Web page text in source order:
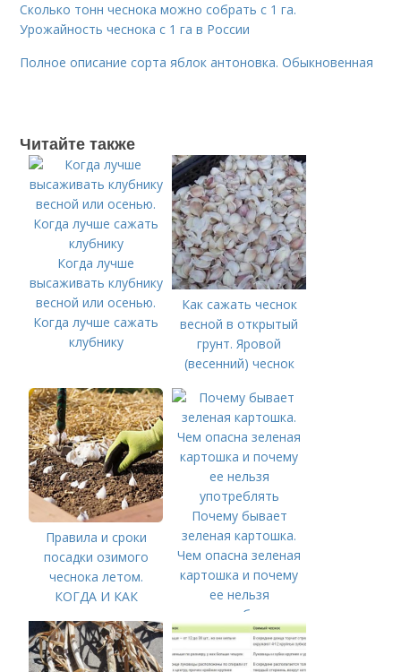
Сколько тонн чеснока можно собрать с 1 га.
Урожайность чеснока с 1 га в России
Полное описание сорта яблок антоновка. Обыкновенная
Читайте также
Когда лучше
высаживать клубнику
весной или осенью.
Когда лучше сажать
клубнику
Как сажать чеснок
весной в открытый
грунт. Яровой
(весенний) чеснок
Правила и сроки
посадки озимого
чеснока летом.
КОГДА И КАК
ПОСАДИТЬ ОЗИМЫЙ
ЧЕСНОК
Почему бывает
зеленая картошка.
Чем опасна зеленая
картошка и почему
ее нельзя
употреблять